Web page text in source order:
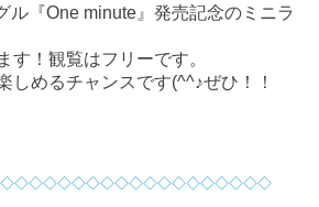
『One minute』発売記念のミニラ
す！観覧はフリーです。
しめるチャンスです(^^♪ぜひ！！
◇◇◇◇◇◇◇